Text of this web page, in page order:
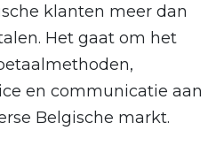
klanten meer dan
Het gaat om het
en communicatie aan
Belgische markt.